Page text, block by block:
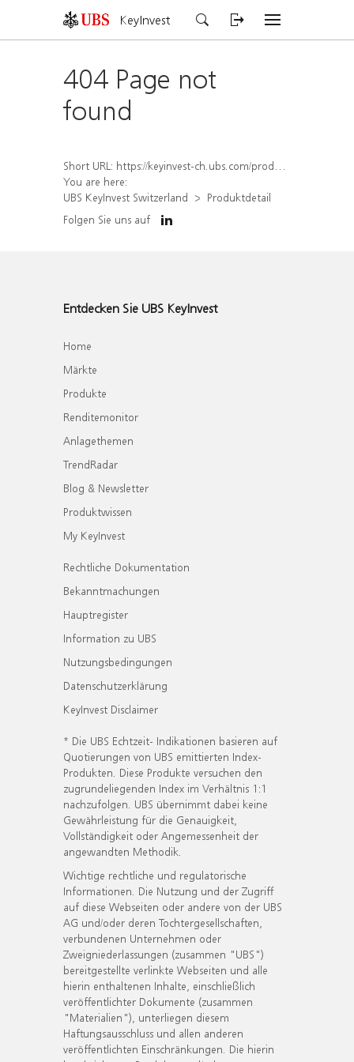
KeyInvest
404 Page not
found
Short URL: https://keyinvest-ch.ubs.com/produkt/detail/index/isin/CH0388002088
You are here:
UBS KeyInvest Switzerland
Produktdetail
Folgen Sie uns auf
Entdecken Sie UBS KeyInvest
Home
Märkte
Produkte
Renditemonitor
Anlagethemen
TrendRadar
Blog & Newsletter
Produktwissen
My KeyInvest
Rechtliche Dokumentation
Bekanntmachungen
Hauptregister
Information zu UBS
Nutzungsbedingungen
Datenschutzerklärung
KeyInvest Disclaimer
* Die UBS Echtzeit- Indikationen basieren auf
Quotierungen von UBS emittierten Index-
Produkten. Diese Produkte versuchen den
zugrundeliegenden Index im Verhältnis 1:1
nachzufolgen. UBS übernimmt dabei keine
Gewährleistung für die Genauigkeit,
Vollständigkeit oder Angemessenheit der
angewandten Methodik.
Wichtige rechtliche und regulatorische
Informationen. Die Nutzung und der Zugriff
auf diese Webseiten oder andere von der UBS
AG und/oder deren Tochtergesellschaften,
verbundenen Unternehmen oder
Zweigniederlassungen (zusammen "UBS")
bereitgestellte verlinkte Webseiten und alle
hierin enthaltenen Inhalte, einschließlich
veröffentlichter Dokumente (zusammen
"Materialien"), unterliegen diesem
Haftungsausschluss und allen anderen
veröffentlichten Einschränkungen. Die hierin